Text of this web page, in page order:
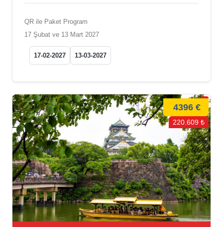
QR ile Paket Program
17 Şubat ve 13 Mart 2027
17-02-2027 13-03-2027
4396 €
220.609 ₺